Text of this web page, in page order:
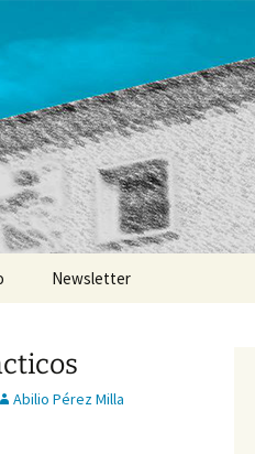
Newsletter
Abilio Pérez Milla